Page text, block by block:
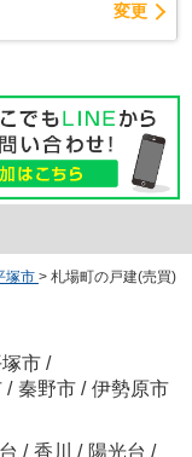
変更
塚市 > 札場町の戸建(売買)
市 /
/ 秦野市 / 伊勢原市
/ 香川 / 陽光台 /